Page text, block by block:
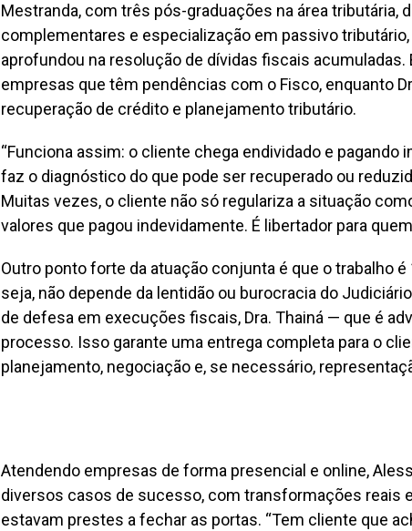
Mestranda, com três pós-graduações na área tributária,
complementares e especialização em passivo
aprofundou na resolução de dívidas fiscais acumuladas.
empresas que têm pendências com o Fisco, enquanto
recuperação de crédito e planejamento tributário.
“Funciona assim: o cliente chega endividado e pagando
faz o diagnóstico do que pode ser recuperado ou
Muitas vezes, o cliente não só regulariza a situação
valores que pagou indevidamente. É libertador para
Outro ponto forte da atuação conjunta é que o trabalho é
seja, não depende da lentidão ou burocracia do
de defesa em execuções fiscais, Dra. Thainá — que é
processo. Isso garante uma entrega completa para o
planejamento, negociação e, se necessário,
Atendendo empresas de forma presencial e online,
diversos casos de sucesso, com transformações reais
estavam prestes a fechar as portas. “Tem cliente que